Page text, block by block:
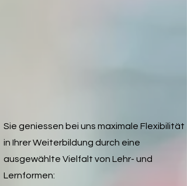
Sie geniessen bei uns maximale Flexibilität
in Ihrer Weiterbildung durch eine
ausgewählte Vielfalt von Lehr- und
Lernformen: